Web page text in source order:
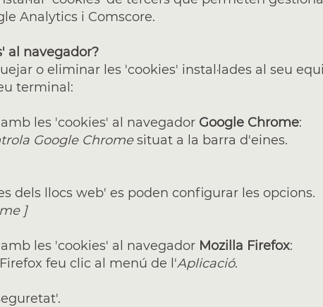
Analytics i Comscore.
al navegador?
o eliminar les 'cookies' instal·lades al seu
terminal:
les 'cookies' al navegador Google Chrome:
Google Chromesituat a la barra d'eines.
dels llocs web' es poden configurar les opcions.
]
les 'cookies' al navegador Mozilla Firefox:
feu clic al menú de l'Aplicació.